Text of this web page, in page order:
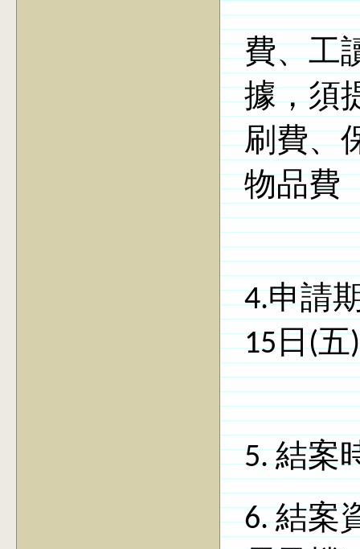
費、工
據，須
刷費、
物品費
4.申請
15日(五
5.結案
6.結案